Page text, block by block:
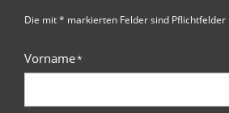
Die mit * markierten Felder sind Pflichtfelder
Vorname*